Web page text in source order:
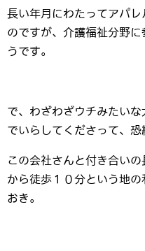
長い年月にわたってアパ
のですが、介護福祉分野
うです。
で、わざわざウチみたい
でいらしてくださって、恐
この会社さんと付き合い
から徒歩１０分という地
おき。